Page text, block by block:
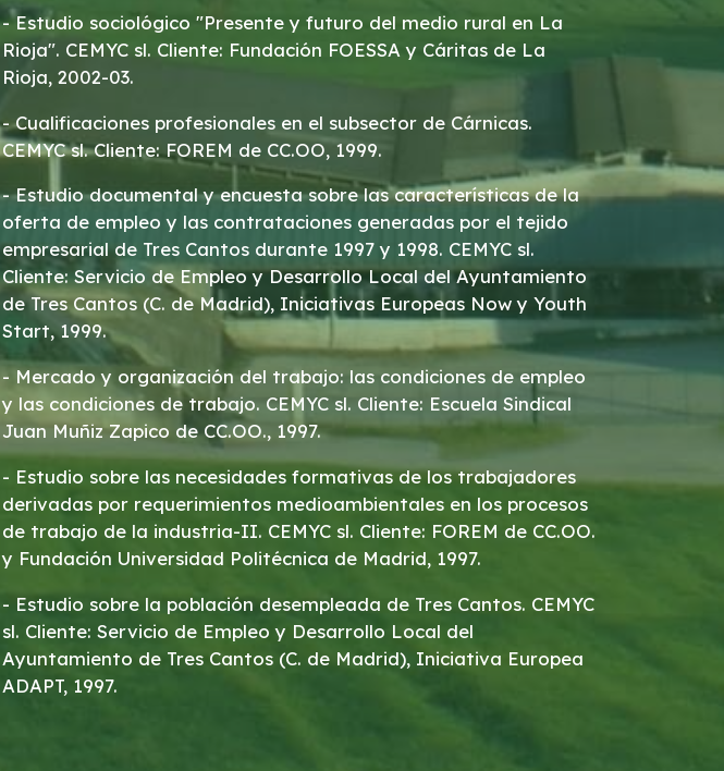
- Estudio sociológico "Presente y futuro del medio rural en La
Rioja". CEMYC sl. Cliente: Fundación FOESSA y Cáritas de La
Rioja, 2002-03.
- Cualificaciones profesionales en el subsector de Cárnicas.
CEMYC sl. Cliente: FOREM de CC.OO, 1999.
- Estudio documental y encuesta sobre las características de la
oferta de empleo y las contrataciones generadas por el tejido
empresarial de Tres Cantos durante 1997 y 1998. CEMYC sl.
Cliente: Servicio de Empleo y Desarrollo Local del Ayuntamiento
de Tres Cantos (C. de Madrid), Iniciativas Europeas Now y Youth
Start, 1999.
- Mercado y organización del trabajo: las condiciones de empleo
y las condiciones de trabajo. CEMYC sl. Cliente: Escuela Sindical
Juan Muñiz Zapico de CC.OO., 1997.
- Estudio sobre las necesidades formativas de los trabajadores
derivadas por requerimientos medioambientales en los procesos
de trabajo de la industria-II. CEMYC sl. Cliente: FOREM de CC.OO.
y Fundación Universidad Politécnica de Madrid, 1997.
- Estudio sobre la población desempleada de Tres Cantos. CEMYC
sl. Cliente: Servicio de Empleo y Desarrollo Local del
Ayuntamiento de Tres Cantos (C. de Madrid), Iniciativa Europea
ADAPT, 1997.